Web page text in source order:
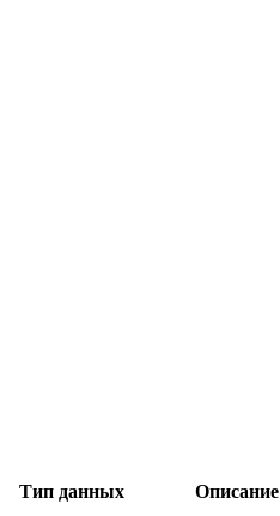
Тип данных Описание